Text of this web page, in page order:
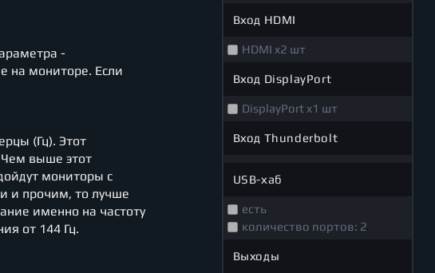
-
на мониторе. Если
(Гц). Этот
Чем выше этот
мониторы с
и прочим, то лучше
именно на частоту
от 144 Гц.
Вход HDMI
HDMI x2 шт
Вход DisplayPort
DisplayPort x1 шт
Вход Thunderbolt
USB-хаб
есть
количество портов: 2
Выходы